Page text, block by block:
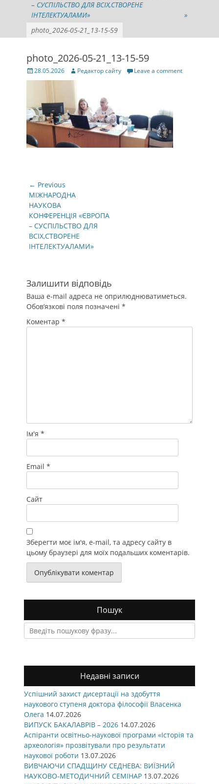
– СУСПІЛЬСТВО ДЛЯ ВСІХ,СТВОРЕНЕ
ІНТЕЛЕКТУАЛАМИ»
»
photo_2026-05-21_13-15-59
photo_2026-05-21_13-15-59
Posted
on
28.05.2026 Author
Редактор сайту Leave a comment
Навігація
записів
← Previous
Previous
post:
МІЖНАРОДНА
НАУКОВА
КОНФЕРЕНЦІЯ «ЄВРОПА
– СУСПІЛЬСТВО ДЛЯ
ВСІХ,СТВОРЕНЕ
ІНТЕЛЕКТУАЛАМИ»
Залишити відповідь
Ваша e-mail адреса не оприлюднюватиметься.
Обов’язкові поля позначені *
Коментар *
Ім'я *
Email *
Сайт
Зберегти моє ім'я, e-mail, та адресу сайту в
цьому браузері для моїх подальших коментарів.
Пошук
Search
for:
Недавні записи
Успішний захист дисертації на здобуття
наукового ступеня доктора філософії Власенка
Олега 14.07.2026
ВИПУСК БАКАЛАВРІВ – 2026 14.07.2026
Аспіранти освітньо-наукової програми «Історія та
археологія» прозвітували про результати
наукової роботи 13.07.2026
ВИВЧАЮЧИ СПАДЩИНУ СЕДНЕВА: ВИЇЗНИЙ
НАУКОВО-МЕТОДИЧНИЙ СЕМІНАР 13.07.2026